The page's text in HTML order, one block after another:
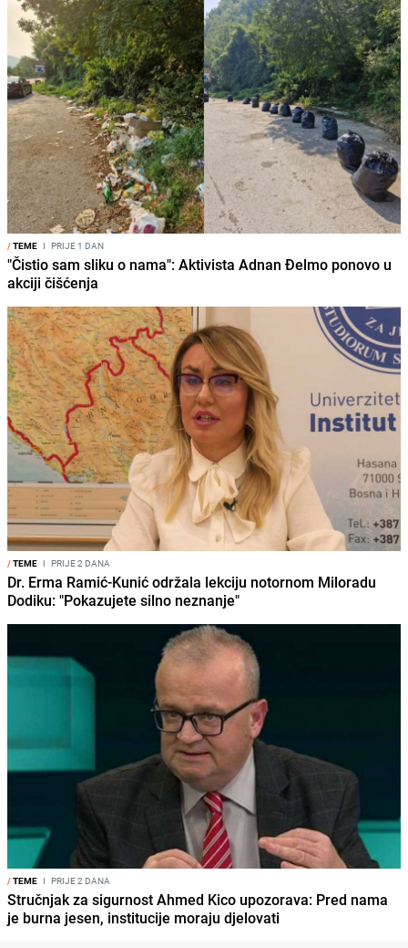
/TEME I PRIJE 1 DAN
"Čistio sam sliku o nama": Aktivista Adnan Đelmo ponovo u
akciji čišćenja
/TEME I PRIJE 2 DANA
Dr. Erma Ramić-Kunić održala lekciju notornom Miloradu
Dodiku: "Pokazujete silno neznanje"
/TEME I PRIJE 2 DANA
Stručnjak za sigurnost Ahmed Kico upozorava: Pred nama
je burna jesen, institucije moraju djelovati